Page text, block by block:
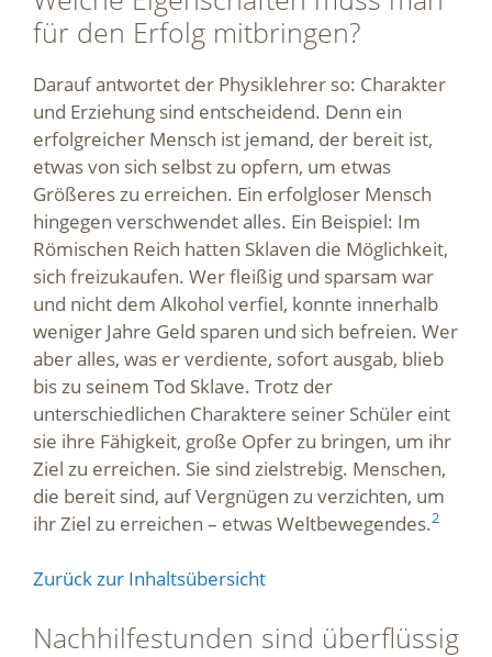
für den Erfolg mitbringen?
Darauf antwortet der Physiklehrer so: Charakter
und Erziehung sind entscheidend. Denn ein
erfolgreicher Mensch ist jemand, der bereit ist,
etwas von sich selbst zu opfern, um etwas
Größeres zu erreichen. Ein erfolgloser Mensch
hingegen verschwendet alles. Ein Beispiel: Im
Römischen Reich hatten Sklaven die Möglichkeit,
sich freizukaufen. Wer fleißig und sparsam war
und nicht dem Alkohol verfiel, konnte innerhalb
weniger Jahre Geld sparen und sich befreien. Wer
aber alles, was er verdiente, sofort ausgab, blieb
bis zu seinem Tod Sklave. Trotz der
unterschiedlichen Charaktere seiner Schüler eint
sie ihre Fähigkeit, große Opfer zu bringen, um ihr
Ziel zu erreichen. Sie sind zielstrebig. Menschen,
die bereit sind, auf Vergnügen zu verzichten, um
ihr Ziel zu erreichen – etwas Weltbewegendes.2
Zurück zur Inhaltsübersicht
Nachhilfestunden sind überflüssig